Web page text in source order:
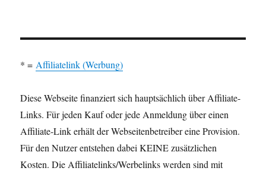
* = Affiliatelink (Werbung)
Diese Webseite finanziert sich hauptsächlich über Affiliate-
Links. Für jeden Kauf oder jede Anmeldung über einen
Affiliate-Link erhält der Webseitenbetreiber eine Provision.
Für den Nutzer entstehen dabei KEINE zusätzlichen
Kosten. Die Affiliatelinks/Werbelinks werden sind mit